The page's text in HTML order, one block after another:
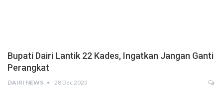
Bupati Dairi Lantik 22 Kades, Ingatkan Jangan Ganti
Perangkat
DAIRI NEWS 28 Dec 2023